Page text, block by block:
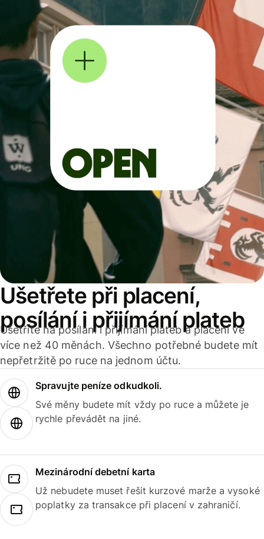
Ušetřete při placení,
posílání i přijímání plateb
Ušetříte na posílání i přijímání plateb a placení ve
více než 40 měnách. Všechno potřebné budete mít
nepřetržitě po ruce na jednom účtu.
Spravujte peníze odkudkoli.
Své měny budete mít vždy po ruce a můžete je
rychle převádět na jiné.
Mezinárodní debetní karta
Už nebudete muset řešit kurzové marže a vysoké
poplatky za transakce při placení v zahraničí.